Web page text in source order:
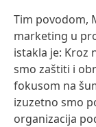
Tim povodom,
marketing u
istakla je: Kroz
smo zaštiti i
fokusom na
izuzetno smo
organizacija